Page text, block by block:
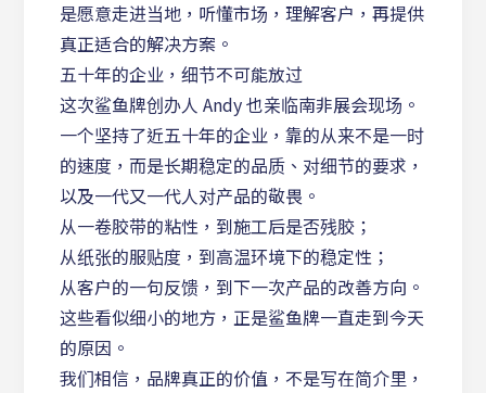
是愿意走进当地，听懂市场，理解客户，再提供
真正适合的解决方案。
五十年的企业，细节不可能放过
这次鲨鱼牌创办人 Andy 也亲临南非展会现场。
一个坚持了近五十年的企业，靠的从来不是一时
的速度，而是长期稳定的品质、对细节的要求，
以及一代又一代人对产品的敬畏。
从一卷胶带的粘性，到施工后是否残胶；
从纸张的服贴度，到高温环境下的稳定性；
从客户的一句反馈，到下一次产品的改善方向。
这些看似细小的地方，正是鲨鱼牌一直走到今天
的原因。
我们相信，品牌真正的价值，不是写在简介里，